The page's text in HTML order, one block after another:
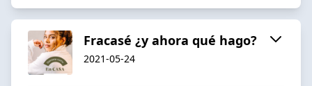
Fracasé ¿y ahora qué hago?
2021-05-24